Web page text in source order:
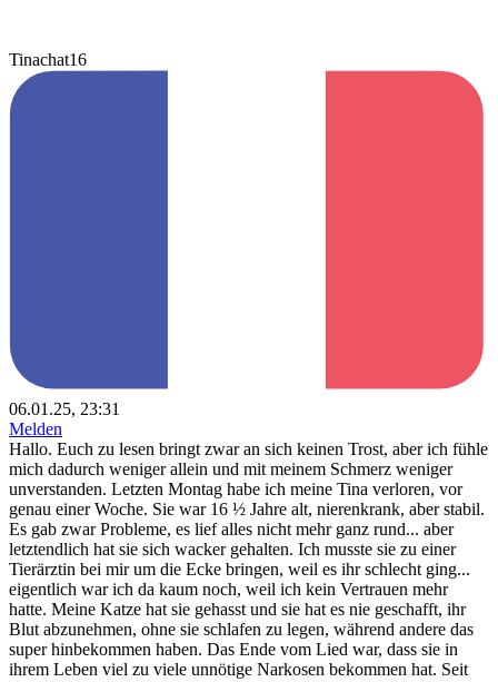
Tinachat16
06.01.25, 23:31
Melden
Hallo. Euch zu lesen bringt zwar an sich keinen Trost, aber ich fühle
mich dadurch weniger allein und mit meinem Schmerz weniger
unverstanden. Letzten Montag habe ich meine Tina verloren, vor
genau einer Woche. Sie war 16 ½ Jahre alt, nierenkrank, aber stabil.
Es gab zwar Probleme, es lief alles nicht mehr ganz rund... aber
letztendlich hat sie sich wacker gehalten. Ich musste sie zu einer
Tierärztin bei mir um die Ecke bringen, weil es ihr schlecht ging...
eigentlich war ich da kaum noch, weil ich kein Vertrauen mehr
hatte. Meine Katze hat sie gehasst und sie hat es nie geschafft, ihr
Blut abzunehmen, ohne sie schlafen zu legen, während andere das
super hinbekommen haben. Das Ende vom Lied war, dass sie in
ihrem Leben viel zu viele unnötige Narkosen bekommen hat. Seit